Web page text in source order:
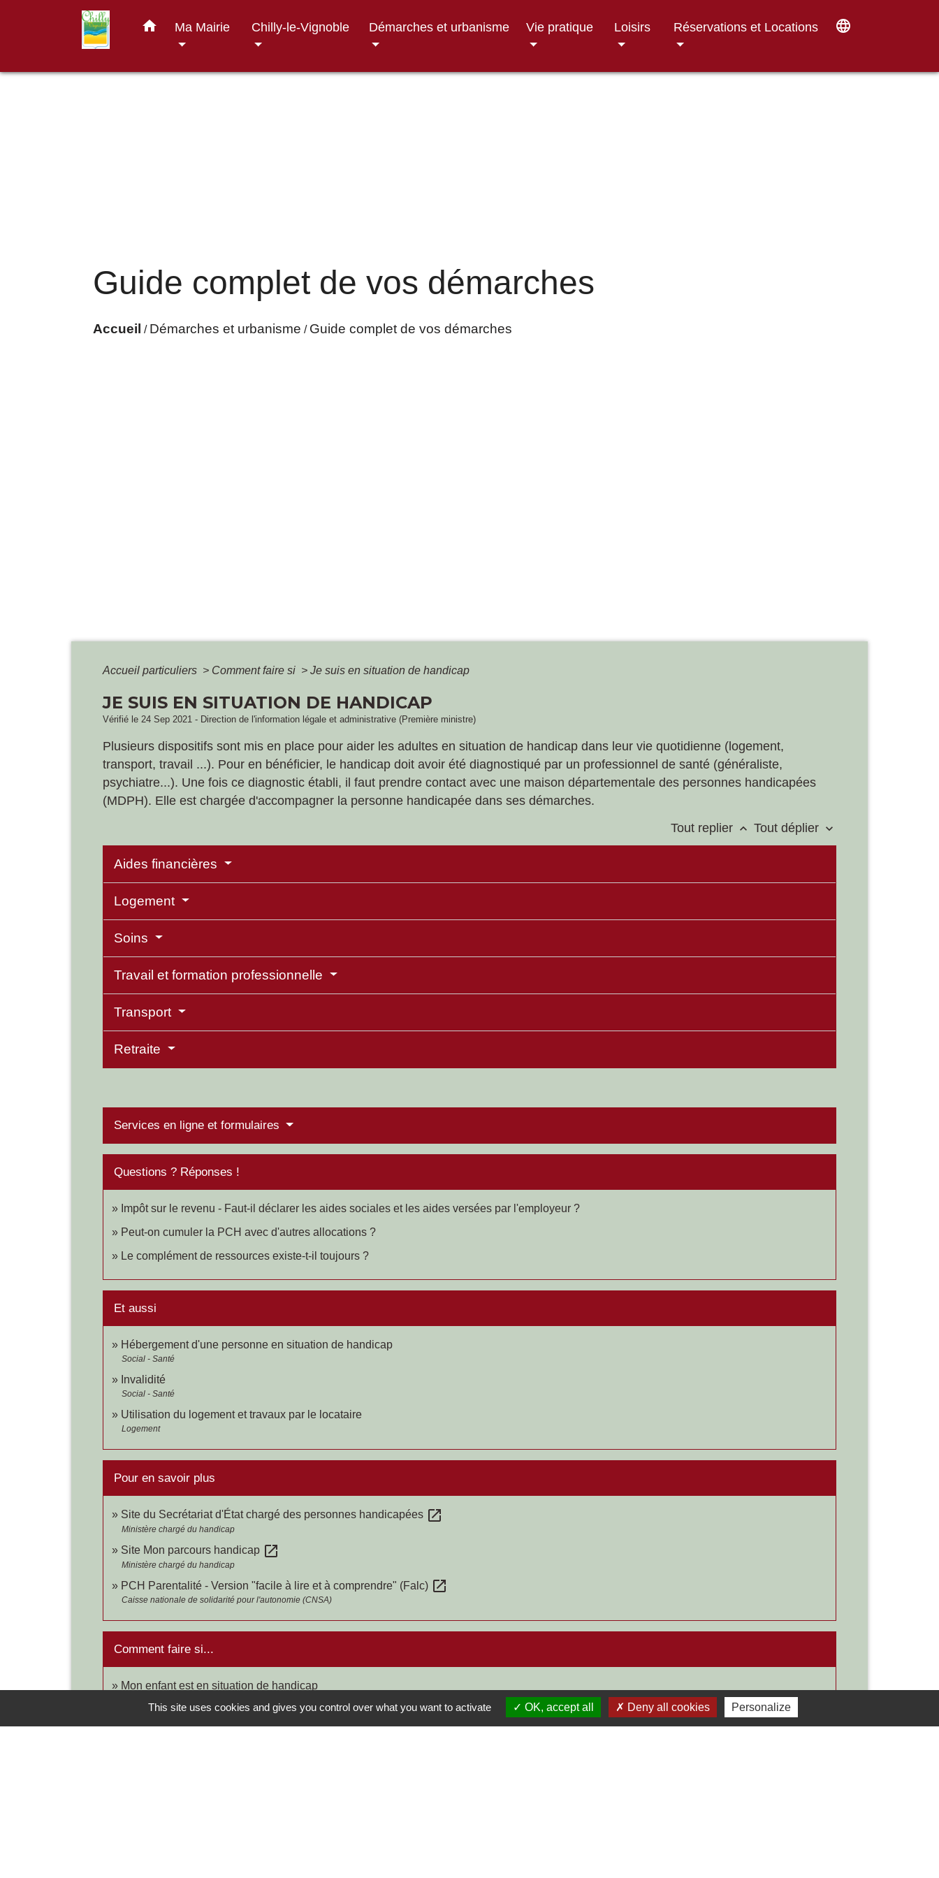
home Ma Mairie Chilly-le-Vignoble Démarches et urbanisme Vie pratique Loisirs Réservations et Locations language
Guide complet de vos démarches
Accueil / Démarches et urbanisme / Guide complet de vos démarches
Accueil particuliers > Comment faire si > Je suis en situation de handicap
JE SUIS EN SITUATION DE HANDICAP
Vérifié le 24 Sep 2021 - Direction de l'information légale et administrative (Première ministre)
Plusieurs dispositifs sont mis en place pour aider les adultes en situation de handicap dans leur vie quotidienne (logement,
transport, travail ...). Pour en bénéficier, le handicap doit avoir été diagnostiqué par un professionnel de santé (généraliste,
psychiatre...). Une fois ce diagnostic établi, il faut prendre contact avec une maison départementale des personnes handicapées
(MDPH). Elle est chargée d'accompagner la personne handicapée dans ses démarches.
Tout replier keyboard_arrow_up Tout déplier keyboard_arrow_down
Aides financières
Logement
Soins
Travail et formation professionnelle
Transport
Retraite
Services en ligne et formulaires
Questions ? Réponses !
Impôt sur le revenu - Faut-il déclarer les aides sociales et les aides versées par l'employeur ?
Peut-on cumuler la PCH avec d'autres allocations ?
Le complément de ressources existe-t-il toujours ?
Et aussi
Hébergement d'une personne en situation de handicap
Social - Santé
Invalidité
Social - Santé
Utilisation du logement et travaux par le locataire
Logement
Pour en savoir plus
Site du Secrétariat d'État chargé des personnes handicapées open_in_new
Ministère chargé du handicap
Site Mon parcours handicap open_in_new
Ministère chargé du handicap
PCH Parentalité - Version "facile à lire et à comprendre" (Falc) open_in_new
Caisse nationale de solidarité pour l'autonomie (CNSA)
Comment faire si...
Mon enfant est en situation de handicap
Signaler une erreur sur cette page
This site uses cookies and gives you control over what you want to activate OK, accept all Deny all cookies Personalize